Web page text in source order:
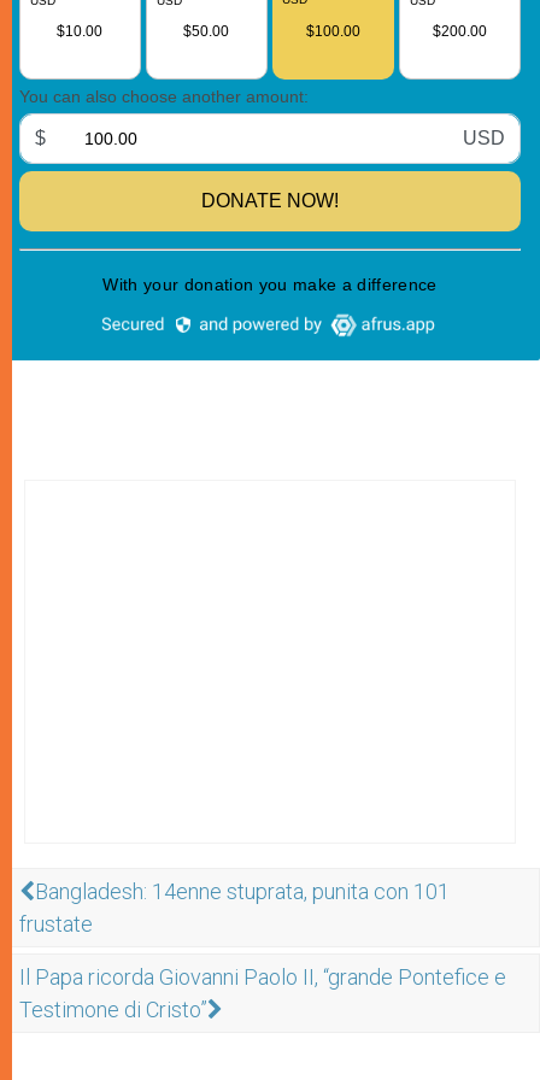
Bangladesh: 14enne stuprata, punita con 101
frustate
Il Papa ricorda Giovanni Paolo II, “grande Pontefice e
Testimone di Cristo”